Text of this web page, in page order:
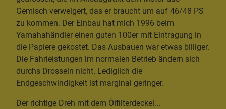
Gemisch verweigert, das er braucht um auf 46/48 PS
zu kommen. Der Einbau hat mich 1996 beim
Yamahahändler einen guten 100er mit Eintragung in
die Papiere gekostet. Das Ausbauen war etwas billiger.
Die Fahrleistungen im normalen Betrieb ändern sich
durchs Drosseln nicht. Lediglich die
Endgeschwindigkeit ist marginal geringer.
Der richtige Dreh mit dem Ölfilterdeckel...